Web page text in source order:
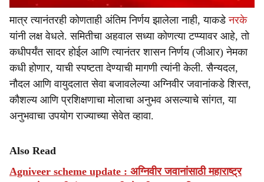
मात्र त्यानंतरही कोणताही अंतिम निर्णय झालेला नाही, याकडेनरके
यांनी लक्ष वेधले. समितीचा अहवाल सध्या कोणत्या टप्प्यावर आहे, तो
कधीपर्यंत सादर होईल आणि त्यानंतर शासन निर्णय (जीआर) नेमका
कधी होणार, याची स्पष्टता देण्याची मागणी त्यांनी केली. सैन्यदल,
नौदल आणि वायुदलात सेवा बजावलेल्या अग्निवीर जवानांकडे शिस्त,
कौशल्य आणि प्रशिक्षणाचा मोलाचा अनुभव असल्याचे सांगत, या
अनुभवाचा उपयोग राज्याच्या सेवेत व्हावा.
Also Read
Agniveer scheme update : अग्निवीर जवानांसाठी महाराष्ट्र